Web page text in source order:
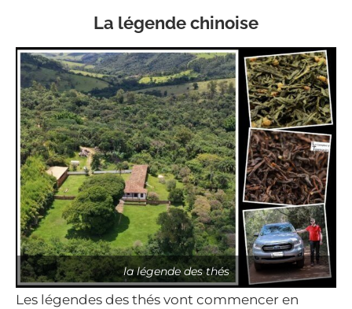
La légende chinoise
la légende des thés
Les légendes des thés vont commencer en